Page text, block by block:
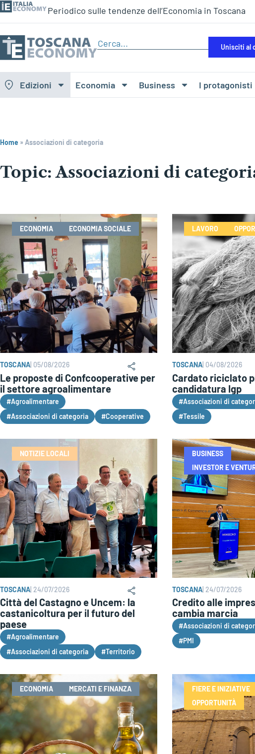
Periodico sulle tendenze dell’Economia in Toscana
Unisciti al
Edizioni Economia Business I protagonisti
Home »Associazioni di categoria
Associazioni di
ECONOMIA ECONOMIA SOCIALE
TOSCANA 05/08/2026
Le proposte di Confcooperative per
il settore agroalimentare
#Agroalimentare
#Associazioni di categoria
#Cooperative
LAVORO
TOSCANA| 04/08/2026
Cardato riciclato
candidatura Igp
#Associazioni di
#Tessile
NOTIZIE LOCALI
TOSCANA 24/07/2026
Città del Castagno e Uncem: la
castanicoltura per il futuro del
paese
#Agroalimentare
#Associazioni di categoria
#Territorio
BUSINESS
INVESTOR E
TOSCANA| 24/07/2026
Credito alle
cambia marcia
#Associazioni di
#PMI
ECONOMIA MERCATI E FINANZA
FIERE E INIZIATIVE
OPPORTUNITÀ